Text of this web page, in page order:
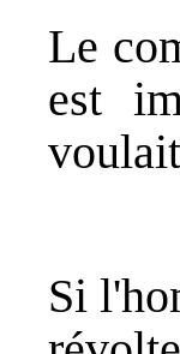
Le
est
Si